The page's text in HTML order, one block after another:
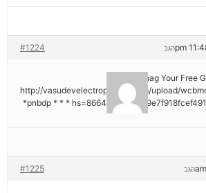
#1224 הגב
* * * Snag Your Free
http://vasudevelectroproject.com/upload/
pnbdp * * *
#1225 הגב